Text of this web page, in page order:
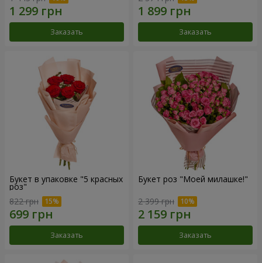
Заказать Заказать
Букет в упаковке "5 красных
роз"
822 грн
Заказать
Букет роз "Моей милашке!"
2 399 грн
Заказать